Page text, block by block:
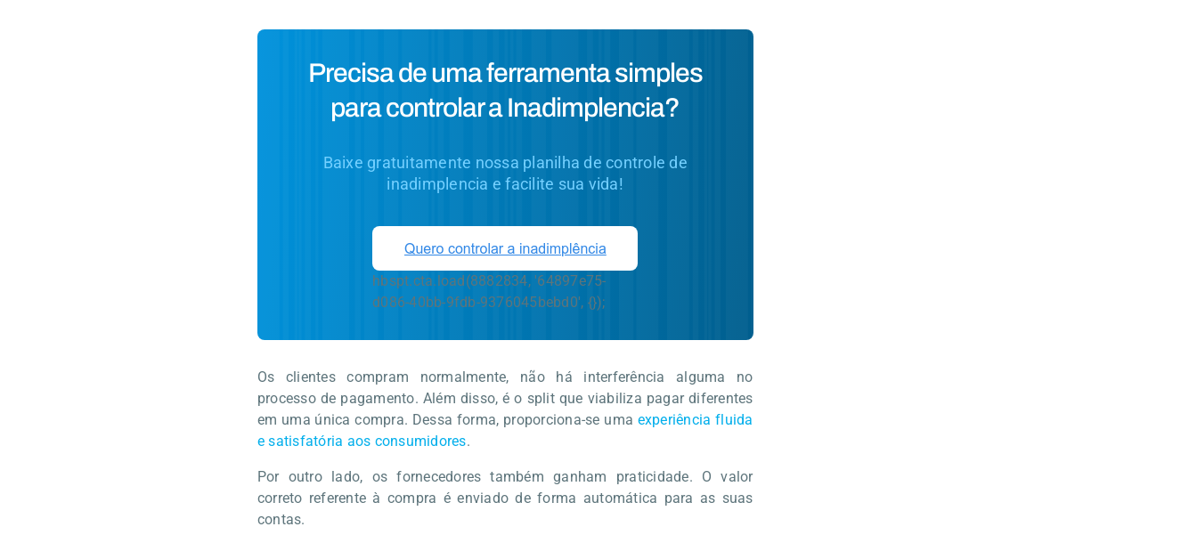
Precisa de uma ferramenta simples
para controlar a Inadimplencia?
Baixe gratuitamente nossa planilha de controle de
inadimplencia e facilite sua vida!
hbspt.cta.load(8882834, '64897e75-
d086-40bb-9fdb-9376045bebd0', {});
Os clientes compram normalmente, não há interferência alguma no
processo de pagamento. Além disso, é o split que viabiliza pagar diferentes
em uma única compra. Dessa forma, proporciona-se uma experiência fluida
e satisfatória aos consumidores.
Por outro lado, os fornecedores também ganham praticidade. O valor
correto referente à compra é enviado de forma automática para as suas
contas.